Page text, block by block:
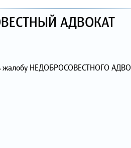
АДВОКАТ
жалобу НЕДОБРОСОВЕСТНОГО